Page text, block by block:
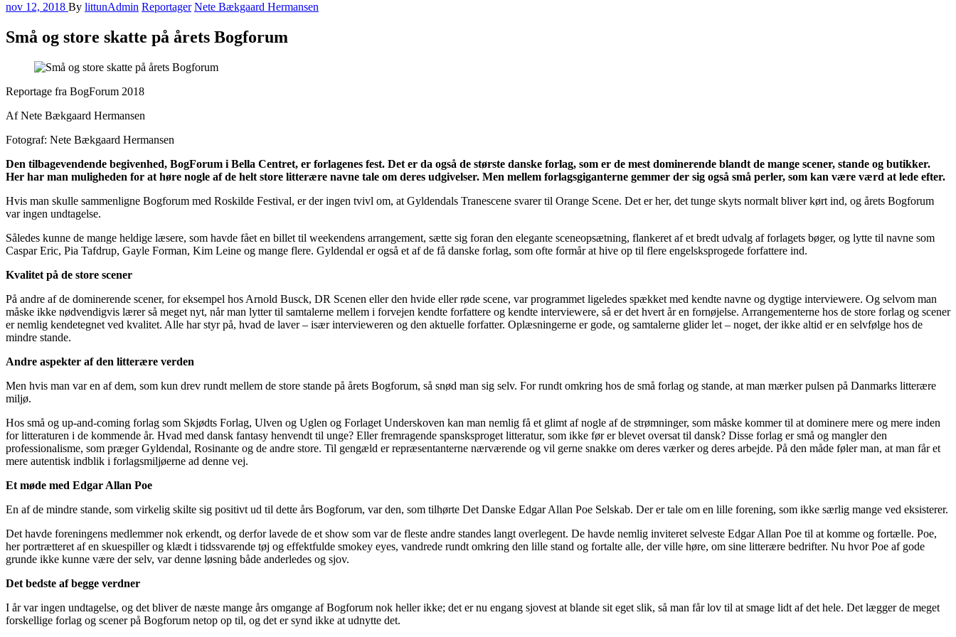
nov 12, 2018 By littunAdmin Reportager Nete Bækgaard Hermansen
Små og store skatte på årets Bogforum
Reportage fra BogForum 2018
Af Nete Bækgaard Hermansen
Fotograf: Nete Bækgaard Hermansen
Den tilbagevendende begivenhed, BogForum i Bella Centret, er forlagenes fest. Det er da også de største danske forlag, som er de mest dominerende blandt de mange scener, stande og butikker.
Her har man muligheden for at høre nogle af de helt store litterære navne tale om deres udgivelser. Men mellem forlagsgiganterne gemmer der sig også små perler, som kan være værd at lede efter.
Hvis man skulle sammenligne Bogforum med Roskilde Festival, er der ingen tvivl om, at Gyldendals Tranescene svarer til Orange Scene. Det er her, det tunge skyts normalt bliver kørt ind, og årets Bogforum
var ingen undtagelse.
Således kunne de mange heldige læsere, som havde fået en billet til weekendens arrangement, sætte sig foran den elegante sceneopsætning, flankeret af et bredt udvalg af forlagets bøger, og lytte til navne som
Caspar Eric, Pia Tafdrup, Gayle Forman, Kim Leine og mange flere. Gyldendal er også et af de få danske forlag, som ofte formår at hive op til flere engelsksprogede forfattere ind.
Kvalitet på de store scener
På andre af de dominerende scener, for eksempel hos Arnold Busck, DR Scenen eller den hvide eller røde scene, var programmet ligeledes spækket med kendte navne og dygtige interviewere. Og selvom man
måske ikke nødvendigvis lærer så meget nyt, når man lytter til samtalerne mellem i forvejen kendte forfattere og kendte interviewere, så er det hvert år en fornøjelse. Arrangementerne hos de store forlag og scener
er nemlig kendetegnet ved kvalitet. Alle har styr på, hvad de laver – især intervieweren og den aktuelle forfatter. Oplæsningerne er gode, og samtalerne glider let – noget, der ikke altid er en selvfølge hos de
mindre stande.
Andre aspekter af den litterære verden
Men hvis man var en af dem, som kun drev rundt mellem de store stande på årets Bogforum, så snød man sig selv. For rundt omkring hos de små forlag og stande, at man mærker pulsen på Danmarks litterære
miljø.
Hos små og up-and-coming forlag som Skjødts Forlag, Ulven og Uglen og Forlaget Underskoven kan man nemlig få et glimt af nogle af de strømninger, som måske kommer til at dominere mere og mere inden
for litteraturen i de kommende år. Hvad med dansk fantasy henvendt til unge? Eller fremragende spansksproget litteratur, som ikke før er blevet oversat til dansk? Disse forlag er små og mangler den
professionalisme, som præger Gyldendal, Rosinante og de andre store. Til gengæld er repræsentanterne nærværende og vil gerne snakke om deres værker og deres arbejde. På den måde føler man, at man får et
mere autentisk indblik i forlagsmiljøerne ad denne vej.
Et møde med Edgar Allan Poe
En af de mindre stande, som virkelig skilte sig positivt ud til dette års Bogforum, var den, som tilhørte Det Danske Edgar Allan Poe Selskab. Der er tale om en lille forening, som ikke særlig mange ved eksisterer.
Det havde foreningens medlemmer nok erkendt, og derfor lavede de et show som var de fleste andre standes langt overlegent. De havde nemlig inviteret selveste Edgar Allan Poe til at komme og fortælle. Poe,
her portrætteret af en skuespiller og klædt i tidssvarende tøj og effektfulde smokey eyes, vandrede rundt omkring den lille stand og fortalte alle, der ville høre, om sine litterære bedrifter. Nu hvor Poe af gode
grunde ikke kunne være der selv, var denne løsning både anderledes og sjov.
Det bedste af begge verdner
I år var ingen undtagelse, og det bliver de næste mange års omgange af Bogforum nok heller ikke; det er nu engang sjovest at blande sit eget slik, så man får lov til at smage lidt af det hele. Det lægger de meget
forskellige forlag og scener på Bogforum netop op til, og det er synd ikke at udnytte det.